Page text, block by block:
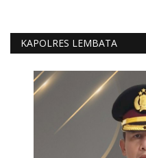
KAPOLRES LEMBATA